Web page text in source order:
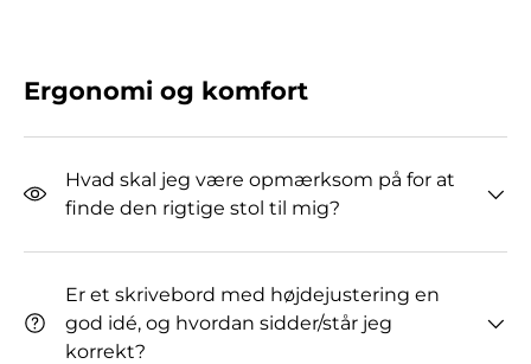
Ergonomi og komfort
Hvad skal jeg være opmærksom på for at
finde den rigtige stol til mig?
Er et skrivebord med højdejustering en
god idé, og hvordan sidder/står jeg
korrekt?